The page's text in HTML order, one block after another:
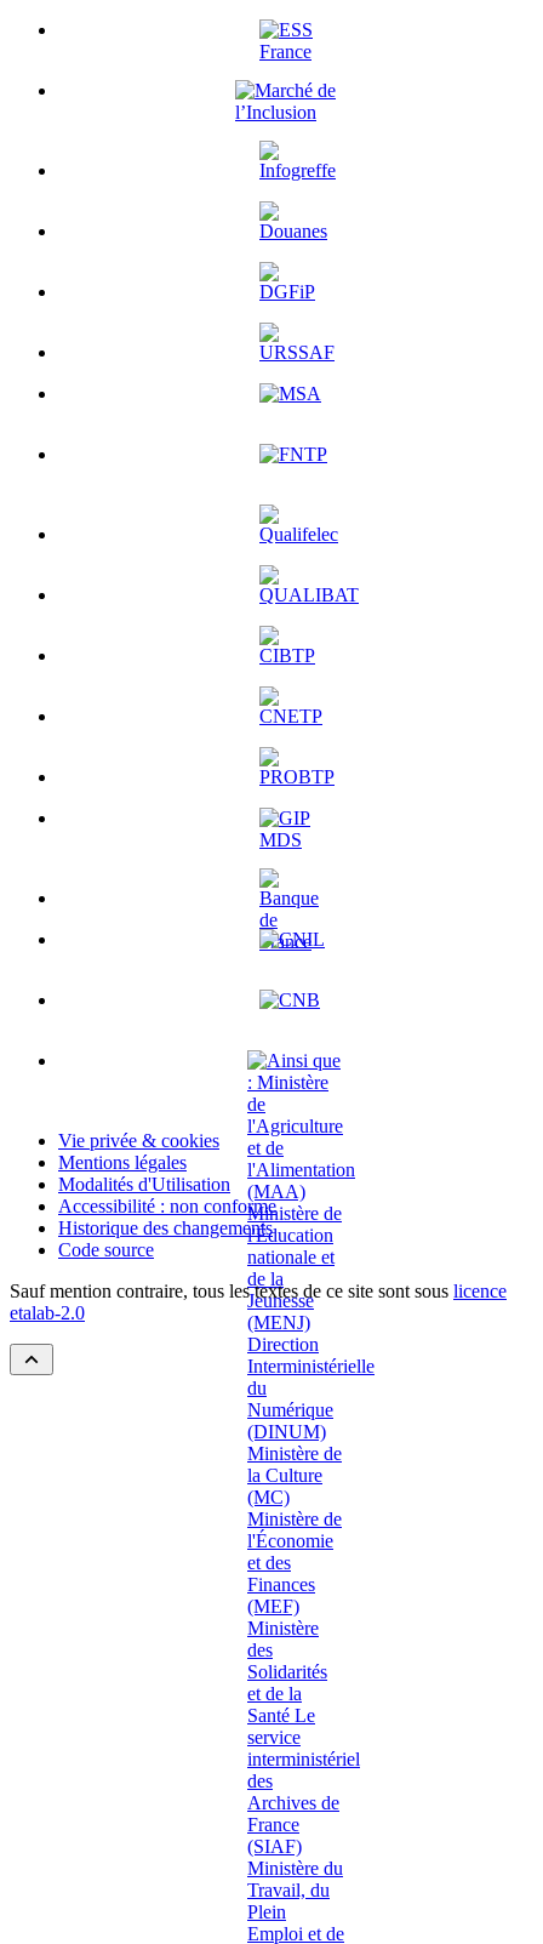
Vie privée & cookies
Mentions légales
Modalités d'Utilisation
Accessibilité : non conforme
Historique des changements
Code source
Sauf mention contraire, tous les textes de ce site sont sous licence
etalab-2.0